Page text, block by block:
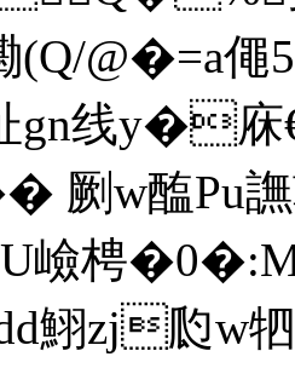
@�=a僶5
gn线y�庥€
� 劂w醢
嶮梬
鮙zj瓝w牭